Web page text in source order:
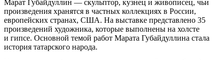
Марат Губайдуллин — скульптор, кузнец и живописец, чьи
произведения хранятся в частных коллекциях в России,
европейских странах, США. На выставке представлено 35
произведений художника, которые выполнены на холсте
и гипсе. Основной темой работ Марата Губайдуллина стала
история татарского народа.